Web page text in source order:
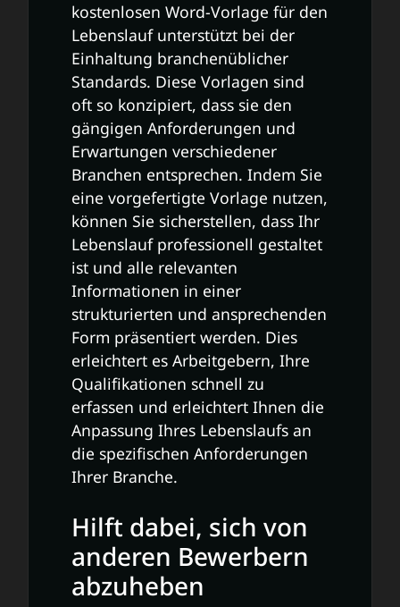
kostenlosen Word-Vorlage für den
Lebenslauf unterstützt bei der
Einhaltung branchenüblicher
Standards. Diese Vorlagen sind
oft so konzipiert, dass sie den
gängigen Anforderungen und
Erwartungen verschiedener
Branchen entsprechen. Indem Sie
eine vorgefertigte Vorlage nutzen,
können Sie sicherstellen, dass Ihr
Lebenslauf professionell gestaltet
ist und alle relevanten
Informationen in einer
strukturierten und ansprechenden
Form präsentiert werden. Dies
erleichtert es Arbeitgebern, Ihre
Qualifikationen schnell zu
erfassen und erleichtert Ihnen die
Anpassung Ihres Lebenslaufs an
die spezifischen Anforderungen
Ihrer Branche.
Hilft dabei, sich von
anderen Bewerbern
abzuheben